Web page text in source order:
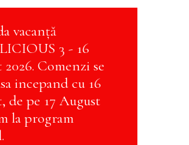
vacanță
3 - 16
Comenzi se
incepand cu 16
de pe 17 August
la program